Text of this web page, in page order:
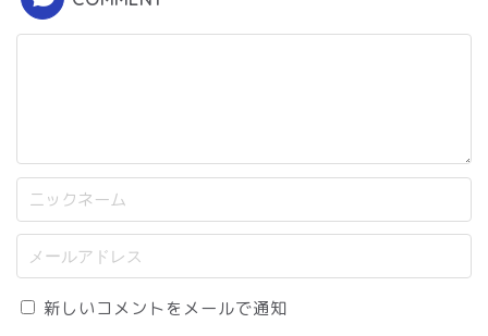
新しいコメントをメールで通知